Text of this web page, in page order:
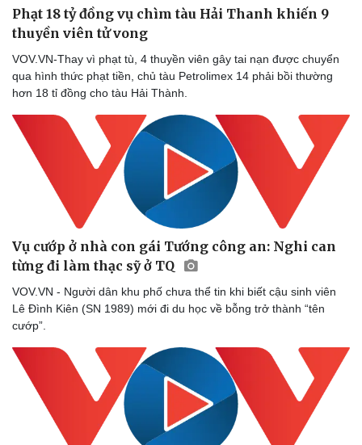
Phạt 18 tỷ đồng vụ chìm tàu Hải Thanh khiến 9
thuyền viên tử vong
VOV.VN-Thay vì phạt tù, 4 thuyền viên gây tai nạn được chuyển
qua hình thức phạt tiền, chủ tàu Petrolimex 14 phải bồi thường
hơn 18 tỉ đồng cho tàu Hải Thành.
Vụ cướp ở nhà con gái Tướng công an: Nghi can
từng đi làm thạc sỹ ở TQ
VOV.VN - Người dân khu phố chưa thể tin khi biết cậu sinh viên
Lê Đình Kiên (SN 1989) mới đi du học về bỗng trở thành “tên
cướp”.